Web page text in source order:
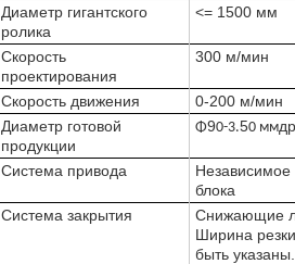
Диаметр гигантского
ролика
<= 1500 мм
Скорость
проектирования
300 м/мин
Скорость движения
0-200 м/мин
Диаметр готовой
продукции
Φ90-3.50 мм
Система привода
Независимое
блока
Система закрытия
Снижающие
Ширина
быть указаны.